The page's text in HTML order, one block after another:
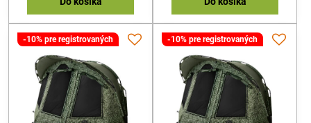
-10% pre registrovaných -10% pre registrovaných